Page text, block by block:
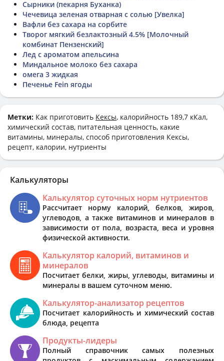
Сырники (пекарня Буханка)
Чечевица зеленая отварная с солью [Увелка]
Вафли без сахара на сорбите
Творог мягкий безлактозный 4.5% [Молочный
комбинат Пензенский]
Лед с ароматом апельсина
Миндальное молоко без сахара
омега 3 жидкая
Печенье Fein ягоды
Метки: Как приготовить Кексы, калорийность 189,7 кКал,
химический состав, питательная ценность, какие
витамины, минералы, способ приготовления Кексы,
рецепт, калории, нутриенты
Калькуляторы
Калькулятор суточных норм нутриентов
Рассчитает норму калорий, белков, жиров,
углеводов, а также витаминов и минералов в
зависимости от пола, возраста, веса и уровня
физической активности.
Калькулятор калорий, витаминов и
минералов
Посчитает белки, жиры, углеводы, витамины и
минералы в вашем суточном меню.
Калькулятор-анализатор рецептов
Посчитает калорийность и химический состав
блюда, рецепта
Продукты-лидеры
Полный справочник самых полезных